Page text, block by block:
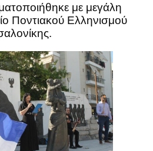
με μεγάλη
Ποντιακού Ελληνισμού